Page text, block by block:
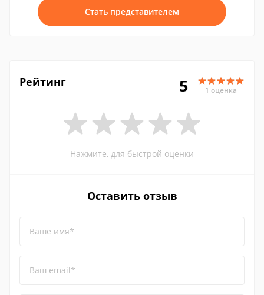
Стать представителем
Рейтинг 5 1 оценка
Нажмите, для быстрой оценки
Оставить отзыв
Ваше имя*
Ваш email*